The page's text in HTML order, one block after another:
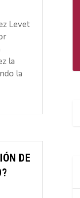
Levet
la
la
DE